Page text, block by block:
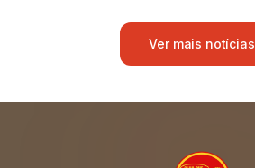
Ver mais notícias